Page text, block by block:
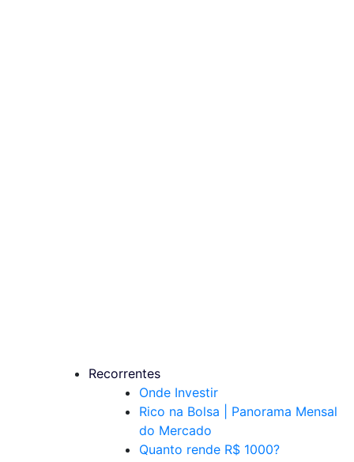
Recorrentes
Onde Investir
Rico na Bolsa | Panorama Mensal
do Mercado
Quanto rende R$ 1000?